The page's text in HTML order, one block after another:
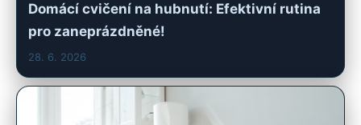
Domácí cvičení na hubnutí: Efektivní rutina
pro zaneprázdněné!
28. 6. 2026